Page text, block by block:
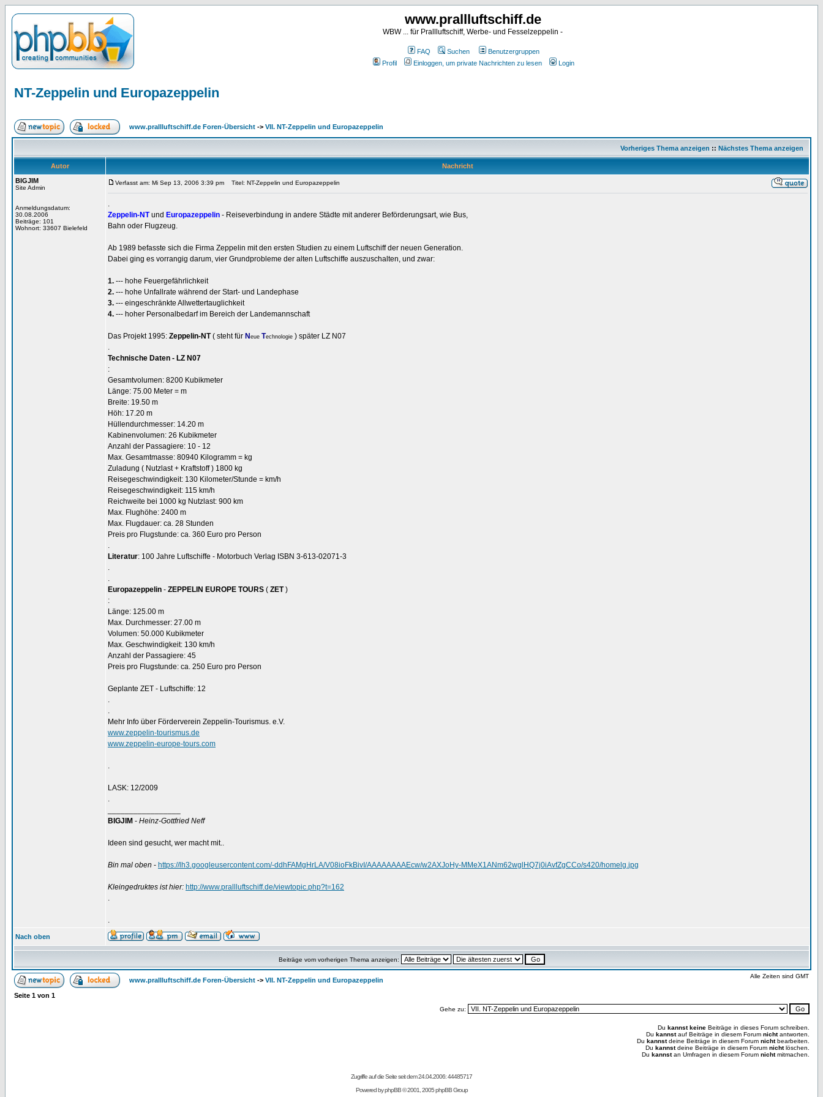
www.prallluftschiff.de
WBW ... für Prallluftschiff, Werbe- und Fesselzeppelin -
FAQ Suchen
Benutzergruppen
Profil
Einloggen, um private Nachrichten zu lesen Login
NT-Zeppelin und Europazeppelin
www.prallluftschiff.de Foren-Übersicht -> VII. NT-Zeppelin und Europazeppelin
Vorheriges Thema anzeigen :: Nächstes Thema anzeigen
Autor
Nachricht
BIGJIM
Site Admin
Anmeldungsdatum:
30.08.2006
Beiträge: 101
Wohnort: 33607 Bielefeld
Verfasst am: Mi Sep 13, 2006 3:39 pm Titel: NT-Zeppelin und Europazeppelin
.
Zeppelin-NTund Europazeppelin - Reiseverbindung in andere Städte mit anderer Beförderungsart, wie Bus,
Bahn oder Flugzeug.
Ab 1989 befasste sich die Firma Zeppelin mit den ersten Studien zu einem Luftschiff der neuen Generation.
Dabei ging es vorrangig darum, vier Grundprobleme der alten Luftschiffe auszuschalten, und zwar:
1. --- hohe Feuergefährlichkeit
2. --- hohe Unfallrate während der Start- und Landephase
3. --- eingeschränkte Allwettertauglichkeit
4. --- hoher Personalbedarf im Bereich der Landemannschaft
Das Projekt 1995: Zeppelin-NT( steht für N eue Technologie ) später LZ N07
.
Technische Daten - LZ N07
:
Gesamtvolumen: 8200 Kubikmeter
Länge: 75.00 Meter = m
Breite: 19.50 m
Höh: 17.20 m
Hüllendurchmesser: 14.20 m
Kabinenvolumen: 26 Kubikmeter
Anzahl der Passagiere: 10 - 12
Max. Gesamtmasse: 80940 Kilogramm = kg
Zuladung ( Nutzlast + Kraftstoff ) 1800 kg
Reisegeschwindigkeit: 130 Kilometer/Stunde = km/h
Reisegeschwindigkeit: 115 km/h
Reichweite bei 1000 kg Nutzlast: 900 km
Max. Flughöhe: 2400 m
Max. Flugdauer: ca. 28 Stunden
Preis pro Flugstunde: ca. 360 Euro pro Person
.
Literatur: 100 Jahre Luftschiffe - Motorbuch Verlag ISBN 3-613-02071-3
.
.
Europazeppelin - ZEPPELIN EUROPE TOURS ( ZET)
:
Länge: 125.00 m
Max. Durchmesser: 27.00 m
Volumen: 50.000 Kubikmeter
Max. Geschwindigkeit: 130 km/h
Anzahl der Passagiere: 45
Preis pro Flugstunde: ca. 250 Euro pro Person
Geplante ZET - Luftschiffe: 12
.
.
Mehr Info über Förderverein Zeppelin-Tourismus. e.V.
www.zeppelin-tourismus.de
www.zeppelin-europe-tours.com
.
LASK: 12/2009
.
BIGJIM - Heinz-Gottfried Neff
Ideen sind gesucht, wer macht mit..
Bin mal oben - https://lh3.googleusercontent.com/-ddhFAMgHrLA/V08ioFkBivI/AAAAAAAAEcw/w2AXJoHy-MMeX1ANm62wglHQ7j0iAvfZgCCo/s420/homelg.jpg
Kleingedruktes ist hier: http://www.prallluftschiff.de/viewtopic.php?t=162
.
.
Nach oben
Beiträge vom vorherigen Thema anzeigen:
www.prallluftschiff.de Foren-Übersicht -> VII. NT-Zeppelin und Europazeppelin
Alle Zeiten sind GMT
Seite 1 von 1
Gehe zu:
Du kannst keine Beiträge in dieses Forum schreiben.
Du kannstauf Beiträge in diesem Forum nichtantworten.
Du kannstdeine Beiträge in diesem Forum nichtbearbeiten.
Du kannstdeine Beiträge in diesem Forum nichtlöschen.
Du kannstan Umfragen in diesem Forum nichtmitmachen.
Zugriffe auf die Seite seit dem 24.04.2006: 44485717
Powered byphpBB© 2001, 2005 phpBB Group